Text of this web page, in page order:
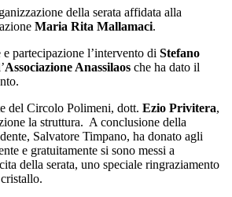
della serata affidata alla
Maria Rita Mallamaci.
partecipazione l’intervento di Stefano
Associazione Anassilaos che ha dato il
del Circolo Polimeni, dott. Ezio Privitera,
la struttura. A conclusione della
Salvatore Timpano, ha donato agli
e gratuitamente si sono messi a
della serata, uno speciale ringraziamento